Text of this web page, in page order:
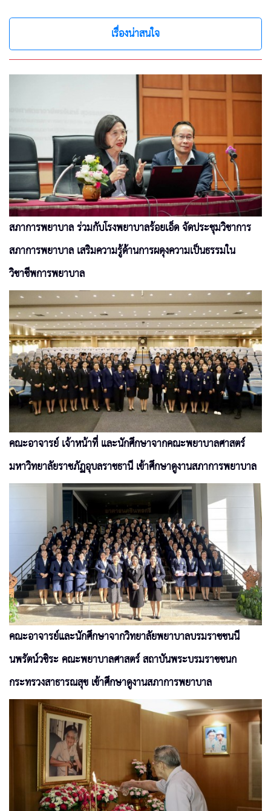
เรื่องน่าสนใจ
สภาการพยาบาล ร่วมกับโรงพยาบาลร้อยเอ็ด จัดประชุมวิชาการ
สภาการพยาบาล เสริมความรู้ด้านการผดุงความเป็นธรรมใน
วิชาชีพการพยาบาล
คณะอาจารย์ เจ้าหน้าที่ และนักศึกษาจากคณะพยาบาลศาสตร์
มหาวิทยาลัยราชภัฏอุบลราชธานี เข้าศึกษาดูงานสภาการพยาบาล
คณะอาจารย์และนักศึกษาจากวิทยาลัยพยาบาลบรมราชชนนี
นพรัตน์วชิระ คณะพยาบาลศาสตร์ สถาบันพระบรมราชชนก
กระทรวงสาธารณสุข เข้าศึกษาดูงานสภาการพยาบาล